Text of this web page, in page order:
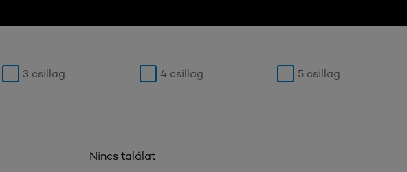
3 csillag 4 csillag 5 csillag
Nincs találat